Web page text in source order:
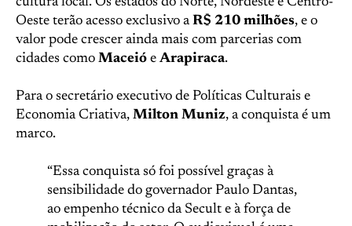
Oeste terão acesso exclusivo aR$ 210 milhões, e o
valor pode crescer ainda mais com parcerias com
cidades como Maceió e Arapiraca.
Para o secretário executivo de Políticas Culturais e
Economia Criativa, Milton Muniz, a conquista é um
marco.
“Essa conquista só foi possível graças à
sensibilidade do governador Paulo Dantas,
ao empenho técnico da Secult e à força de